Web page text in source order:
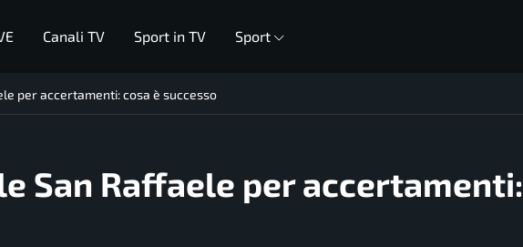
Canali TV Sport in TV Sport
per accertamenti: cosa è successo
San Raffaele per accertamenti: